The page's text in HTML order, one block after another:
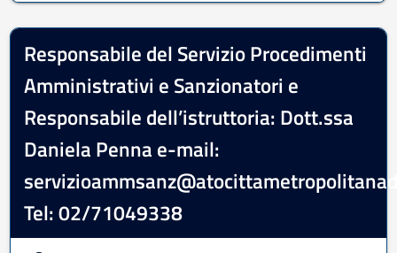
Responsabile del Servizio Procedimenti
Amministrativi e Sanzionatori e
Responsabile dell’istruttoria: Dott.ssa
Daniela Penna e-mail:
Tel: 02/71049338